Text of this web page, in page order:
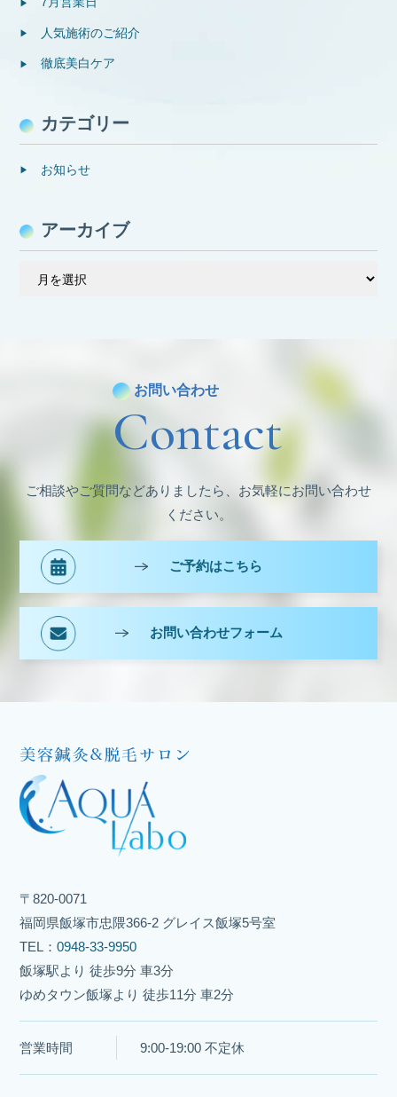
人気施術のご紹介
徹底美白ケア
カテゴリー
お知らせ
アーカイブ
お問い合わせ
Contact
ご相談やご質問などありましたら、お気軽にお問い合わせ
ください。
ご予約はこちら
お問い合わせフォーム
〒820-0071
福岡県飯塚市忠隈366-2 グレイス飯塚5号室
TEL：0948-33-9950
飯塚駅より 徒歩9分 車3分
ゆめタウン飯塚より 徒歩11分 車2分
営業時間 9:00-19:00 不定休